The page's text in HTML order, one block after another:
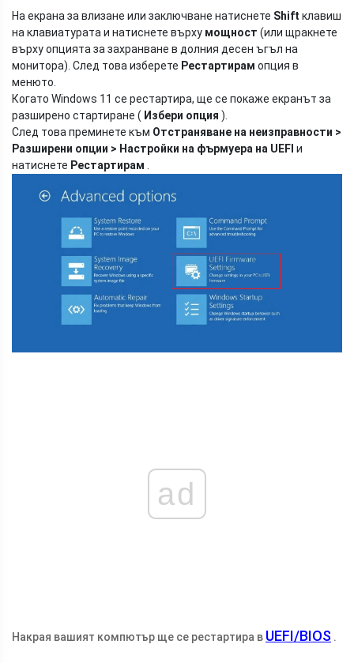
На екрана за влизане или заключване натиснете Shift клавиш
на клавиатурата и натиснете върху мощност (или щракнете
върху опцията за захранване в долния десен ъгъл на
монитора). След това изберете Рестартирам опция в
менюто.
Когато Windows 11 се рестартира, ще се покаже екранът за
разширено стартиране ( Избери опция ).
След това преминете към Отстраняване на неизправности >
Разширени опции > Настройки на фърмуера на UEFI и
натиснете Рестартирам
ad
Накрая вашият компютър ще се рестартира в UEFI/BIOS .